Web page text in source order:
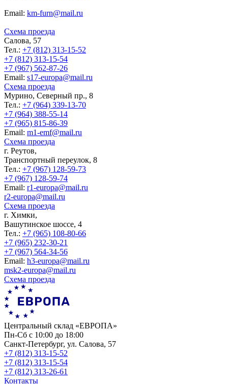
Еmail: km-furn@mail.ru
Схема проезда
Салова, 57
Тел.: +7 (812) 313-15-52
+7 (812) 313-15-54
+7 (967) 562-87-26
Еmail: s17-europa@mail.ru
Схема проезда
Мурино, Северный пр., 8
Тел.: +7 (964) 339-13-70
+7 (964) 388-55-14
+7 (965) 815-86-39
Еmail: m1-emf@mail.ru
Схема проезда
г. Реутов,
Транспортный переулок, 8
Тел.: +7 (967) 128-59-73
+7 (967) 128-59-74
Еmail: r1-europa@mail.ru
r2-europa@mail.ru
Схема проезда
г. Химки,
Вашутинское шоссе, 4
Тел.: +7 (965) 108-80-66
+7 (965) 232-30-21
+7 (967) 564-34-56
Еmail: h3-europa@mail.ru
msk2-europa@mail.ru
Схема проезда
Центральный склад «ЕВРОПА»
Пн-Сб с 10:00 до 18:00
Санкт-Петербург, ул. Салова, 57
+7 (812) 313-15-52
+7 (812) 313-15-54
+7 (812) 313-26-61
Контакты